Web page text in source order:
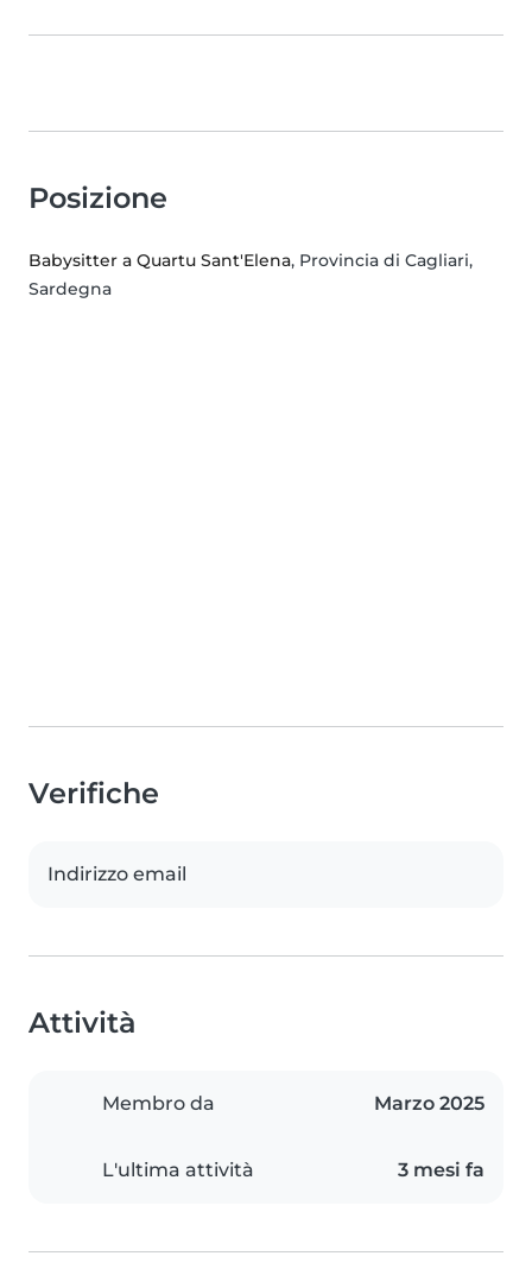
Posizione
Babysitter a Quartu Sant'Elena, Provincia di Cagliari,
Sardegna
Verifiche
Indirizzo email
Attività
Membro da Marzo 2025
L'ultima attività 3 mesi fa